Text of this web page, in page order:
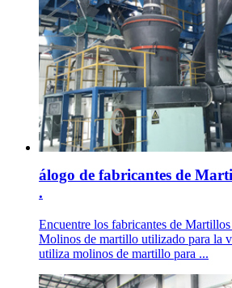
álogo de fabricantes de
.
Encuentre los fabricantes de
Molinos de martillo utilizado para la
utiliza molinos de martillo para ...